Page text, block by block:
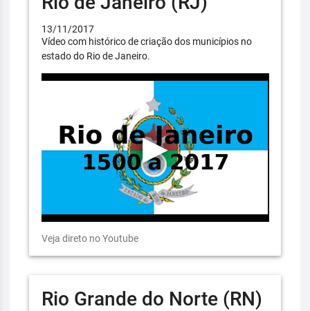
13/11/2017
Vídeo com histórico de criação dos municípios no
estado do Rio de Janeiro.
Veja direto no Youtube
Rio Grande do Norte (RN)